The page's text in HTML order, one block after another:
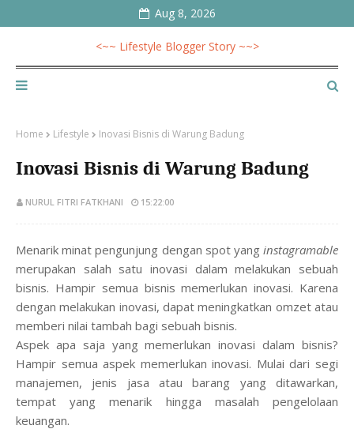
Aug 8, 2026
<~~ Lifestyle Blogger Story ~~>
Home Lifestyle Inovasi Bisnis di Warung Badung
Inovasi Bisnis di Warung Badung
NURUL FITRI FATKHANI 15:22:00
Menarik minat pengunjung dengan spot yang instagramable
merupakan salah satu inovasi dalam melakukan sebuah
bisnis. Hampir semua bisnis memerlukan inovasi. Karena
dengan melakukan inovasi, dapat meningkatkan omzet atau
memberi nilai tambah bagi sebuah bisnis.
Aspek apa saja yang memerlukan inovasi dalam bisnis?
Hampir semua aspek memerlukan inovasi. Mulai dari segi
manajemen, jenis jasa atau barang yang ditawarkan,
tempat yang menarik hingga masalah pengelolaan
keuangan.